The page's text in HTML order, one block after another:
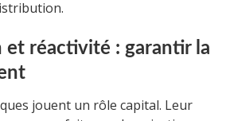
et réactivité : garantir la
jouent un rôle capital. Leur